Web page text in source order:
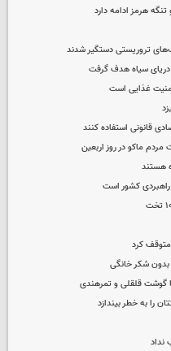
تنگه هرمز ادامه دارد
غذایی است
قانونی استفاده کنند
ماکو در روز اربعین
هستند
کشور است
کرد
شکر خانگی
گوشت قلقلی و تمرهندی
نداد